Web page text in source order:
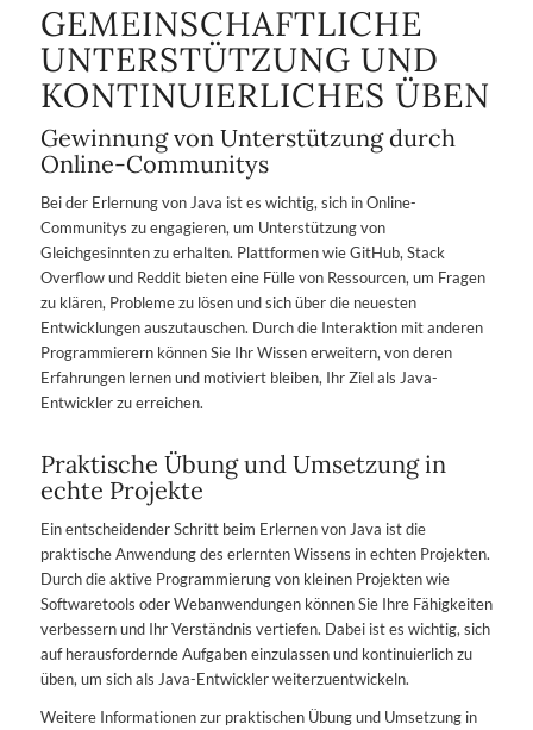
GEMEINSCHAFTLICHE
UNTERSTÜTZUNG UND
KONTINUIERLICHES ÜBEN
Gewinnung von Unterstützung durch
Online-Communitys
Bei der Erlernung von Java ist es wichtig, sich in Online-
Communitys zu engagieren, um Unterstützung von
Gleichgesinnten zu erhalten. Plattformen wie GitHub, Stack
Overflow und Reddit bieten eine Fülle von Ressourcen, um Fragen
zu klären, Probleme zu lösen und sich über die neuesten
Entwicklungen auszutauschen. Durch die Interaktion mit anderen
Programmierern können Sie Ihr Wissen erweitern, von deren
Erfahrungen lernen und motiviert bleiben, Ihr Ziel als Java-
Entwickler zu erreichen.
Praktische Übung und Umsetzung in
echte Projekte
Ein entscheidender Schritt beim Erlernen von Java ist die
praktische Anwendung des erlernten Wissens in echten Projekten.
Durch die aktive Programmierung von kleinen Projekten wie
Softwaretools oder Webanwendungen können Sie Ihre Fähigkeiten
verbessern und Ihr Verständnis vertiefen. Dabei ist es wichtig, sich
auf herausfordernde Aufgaben einzulassen und kontinuierlich zu
üben, um sich als Java-Entwickler weiterzuentwickeln.
Weitere Informationen zur praktischen Übung und Umsetzung in